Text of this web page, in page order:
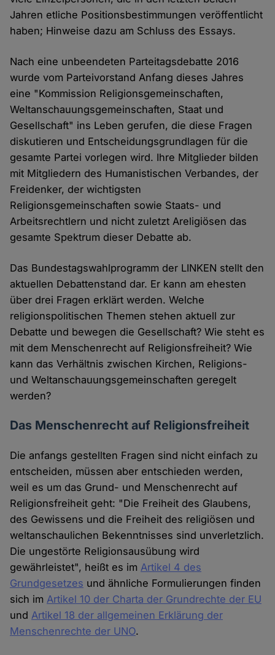
Jahren etliche Positionsbestimmungen veröffentlicht
haben; Hinweise dazu am Schluss des Essays.
Nach eine unbeendeten Parteitagsdebatte 2016
wurde vom Parteivorstand Anfang dieses Jahres
eine "Kommission Religionsgemeinschaften,
Weltanschauungsgemeinschaften, Staat und
Gesellschaft" ins Leben gerufen, die diese Fragen
diskutieren und Entscheidungsgrundlagen für die
gesamte Partei vorlegen wird. Ihre Mitglieder bilden
mit Mitgliedern des Humanistischen Verbandes, der
Freidenker, der wichtigsten
Religionsgemeinschaften sowie Staats- und
Arbeitsrechtlern und nicht zuletzt Areligiösen das
gesamte Spektrum dieser Debatte ab.
Das Bundestagswahlprogramm der LINKEN stellt den
aktuellen Debattenstand dar. Er kann am ehesten
über drei Fragen erklärt werden. Welche
religionspolitischen Themen stehen aktuell zur
Debatte und bewegen die Gesellschaft? Wie steht es
mit dem Menschenrecht auf Religionsfreiheit? Wie
kann das Verhältnis zwischen Kirchen, Religions-
und Weltanschauungsgemeinschaften geregelt
werden?
Das Menschenrecht auf Religionsfreiheit
Die anfangs gestellten Fragen sind nicht einfach zu
entscheiden, müssen aber entschieden werden,
weil es um das Grund- und Menschenrecht auf
Religionsfreiheit geht: "Die Freiheit des Glaubens,
des Gewissens und die Freiheit des religiösen und
weltanschaulichen Bekenntnisses sind unverletzlich.
Die ungestörte Religionsausübung wird
gewährleistet", heißt es imArtikel 4 des
Grundgesetzes und ähnliche Formulierungen finden
sich imArtikel 10 der Charta der Grundrechte der EU
undArtikel 18 der allgemeinen Erklärung der
Menschenrechte der UNO.